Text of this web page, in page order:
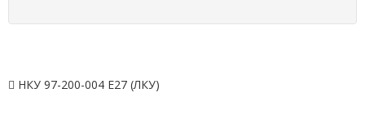
НКУ 97-200-004 Е27 (ЛКУ)